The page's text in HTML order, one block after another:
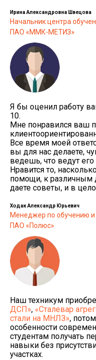
Ирина Александровна Швецова
Начальник центра
ПАО «ММК-МЕТИЗ»
Я бы оценил работу
10.
Мне понравился ваш
Все время моей
вы для нас делаете,
ведешь, что ведут
Нравится то,
помощи, к различным
даете советы, и в
Ходак Александр Юрьевич
Менеджер по обучению и
ПАО «Полюс»
Наш техникум
ДСП», «Сталевар
стали на МНЛЗ»,
особенности
студентам получать
навыки без
участках.